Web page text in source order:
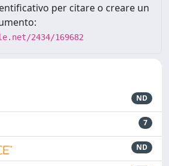
per citare o creare un
2434/169682
ND
7
ND